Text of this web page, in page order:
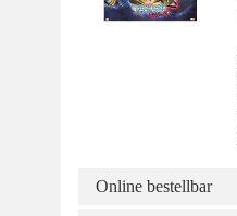
Online bestellbar